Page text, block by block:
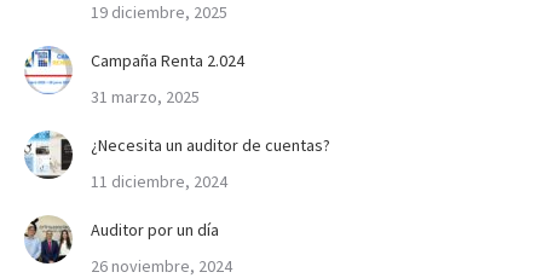
19 diciembre, 2025
Campaña Renta 2.024
31 marzo, 2025
¿Necesita un auditor de cuentas?
11 diciembre, 2024
Auditor por un día
26 noviembre, 2024